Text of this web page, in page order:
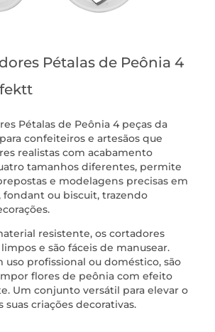
Pétalas de Peônia 4
Pétalas de Peônia 4 peças da
confeiteiros e artesãos que
realistas com acabamento
tamanhos diferentes, permite
e modelagens precisas em
fondant ou biscuit, trazendo
resistente, os cortadores
e são fáceis de manusear.
uso profissional ou doméstico, são
flores de peônia com efeito
Um conjunto versátil para elevar o
criações decorativas.